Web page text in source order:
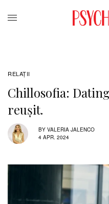
RELAŢII
Chillosofia:
reușit.
BY VALERIA JALENCO
4 APR. 2024